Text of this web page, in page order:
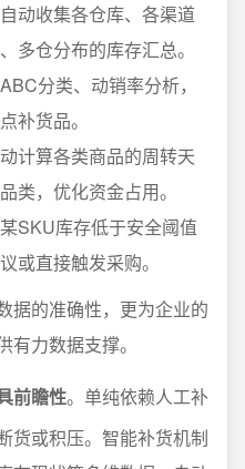
动收集各仓库、各渠道
多仓分布的库存汇总。
分类、动销率分析，
补货品。
计算各类商品的周转天
类，优化资金占用。
SKU库存低于安全阈值
或直接触发采购。
据的准确性，更为企业的
力数据支撑。
前瞻性。单纯依赖人工补
货或积压。智能补货机制